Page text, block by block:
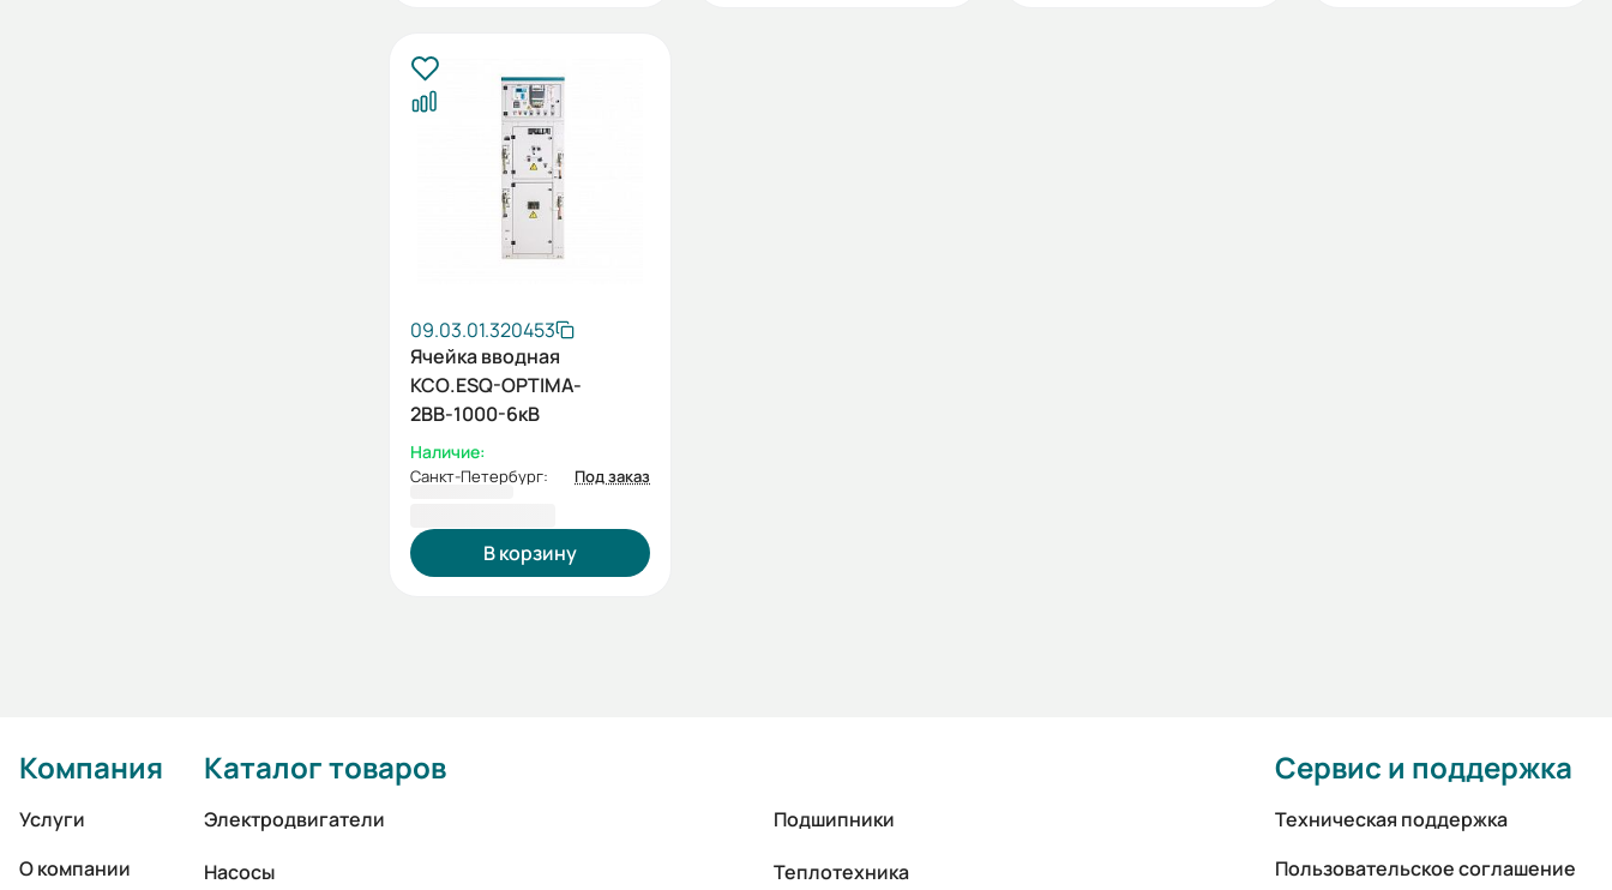
09.03.01.320453
Ячейка вводная
КСО.ESQ-OPTIMA-
2ВВ-1000-6кВ
Наличие:
Санкт-Петербург: Под заказ
В корзину
Компания
Услуги
О компании
Каталог товаров
Электродвигатели
Насосы
Подшипники
Теплотехника
Сервис и поддержка
Техническая поддержка
Пользовательское соглашение